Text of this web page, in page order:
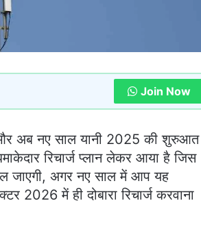
Join Now
अब नए साल यानी 2025 की शुरुआत
रिचार्ज प्लान लेकर आया है जिस
जाएगी, अगर नए साल में आप यह
2026 में ही दोबारा रिचार्ज करवाना